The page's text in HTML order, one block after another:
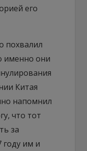
его
похвалил
именно они
Китая
напомнил
что тот
за
году им и